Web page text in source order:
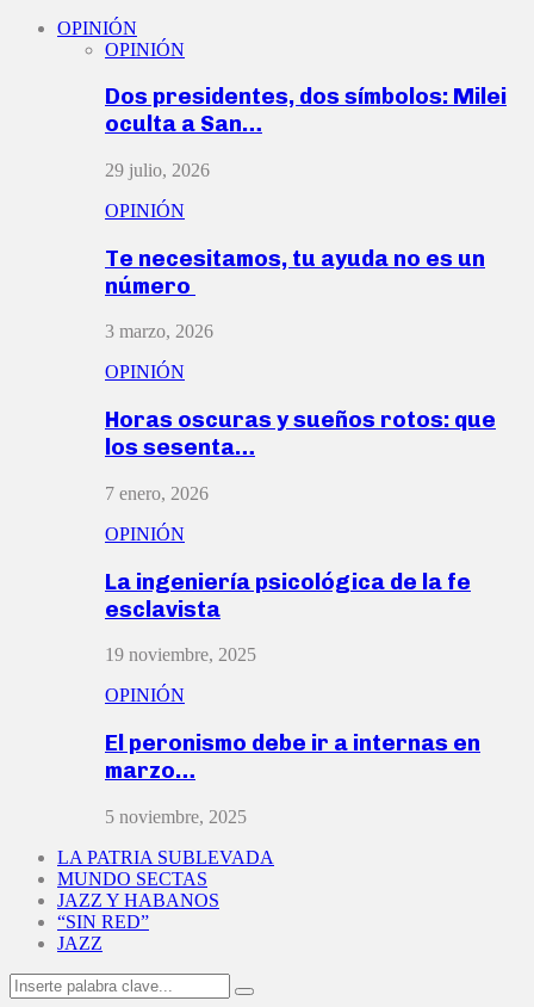
OPINIÓN
OPINIÓN
Dos presidentes, dos símbolos: Milei
oculta a San…
29 julio, 2026
OPINIÓN
Te necesitamos, tu ayuda no es un
número
3 marzo, 2026
OPINIÓN
Horas oscuras y sueños rotos: que
los sesenta…
7 enero, 2026
OPINIÓN
La ingeniería psicológica de la fe
esclavista
19 noviembre, 2025
OPINIÓN
El peronismo debe ir a internas en
marzo…
5 noviembre, 2025
LA PATRIA SUBLEVADA
MUNDO SECTAS
JAZZ Y HABANOS
“SIN RED”
JAZZ
Search
Search